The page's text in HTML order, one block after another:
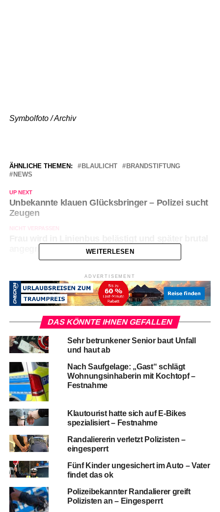
Symbolfoto / Archiv
ÄHNLICHE THEMEN: BLAULICHT
BRANDSTIFTUNG
NEWS
UP NEXT
Unbekannte klauen Glücksbringer – Polizei sucht
Zeugen
NICHT VERPASSEN
WEITERLESEN
ADVERTISEMENT
DAS KÖNNTE IHNEN GEFALLEN
Sehr betrunkener Senior baut Unfall
und haut ab
Nach Saufgelage: „Gast“ schlägt
Wohnungsinhaberin mit Kochtopf –
Festnahme
Klautourist hatte sich auf E-Bikes
spezialisiert – Festnahme
Randaliererin verletzt Polizisten –
eingesperrt
Fünf Kinder ungesichert im Auto – Vater
findet das ok
Polizeibekannter Randalierer greift
Polizisten an – Eingesperrt